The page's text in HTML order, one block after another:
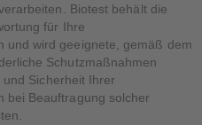
Biotest behält die
für Ihre
und wird geeignete, gemäß dem
Schutzmaßnahmen
Sicherheit Ihrer
bei Beauftragung solcher